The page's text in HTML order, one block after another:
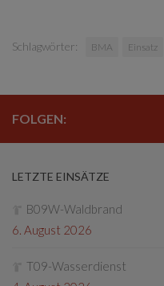
Schlagwörter: BMA Einsatz
FOLGEN:
LETZTE EINSÄTZE
B09W-Waldbrand
6. August 2026
T09-Wasserdienst